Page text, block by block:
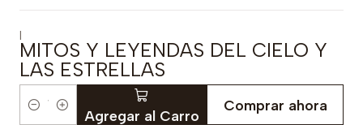
|
MITOS Y LEYENDAS DEL CIELO Y
LAS ESTRELLAS
Cantidad Agregar al Carro
Comprar ahora